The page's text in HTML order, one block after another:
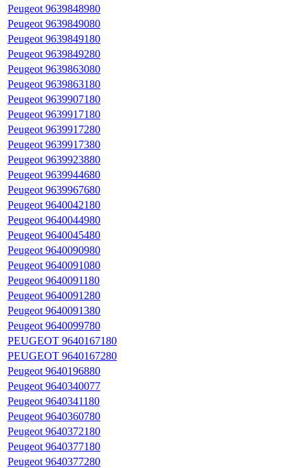
Peugeot 9639848980
Peugeot 9639849080
Peugeot 9639849180
Peugeot 9639849280
Peugeot 9639863080
Peugeot 9639863180
Peugeot 9639907180
Peugeot 9639917180
Peugeot 9639917280
Peugeot 9639917380
Peugeot 9639923880
Peugeot 9639944680
Peugeot 9639967680
Peugeot 9640042180
Peugeot 9640044980
Peugeot 9640045480
Peugeot 9640090980
Peugeot 9640091080
Peugeot 9640091180
Peugeot 9640091280
Peugeot 9640091380
Peugeot 9640099780
PEUGEOT 9640167180
PEUGEOT 9640167280
Peugeot 9640196880
Peugeot 9640340077
Peugeot 9640341180
Peugeot 9640360780
Peugeot 9640372180
Peugeot 9640377180
Peugeot 9640377280